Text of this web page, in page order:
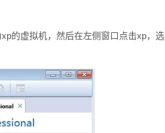
的虚拟机，然后在左侧窗口点击xp，选